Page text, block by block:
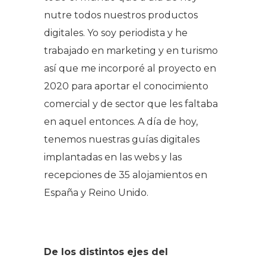
nutre todos nuestros productos
digitales. Yo soy periodista y he
trabajado en marketing y en turismo
así que me incorporé al proyecto en
2020 para aportar el conocimiento
comercial y de sector que les faltaba
en aquel entonces. A día de hoy,
tenemos nuestras guías digitales
implantadas en las webs y las
recepciones de 35 alojamientos en
España y Reino Unido.
De los distintos ejes del